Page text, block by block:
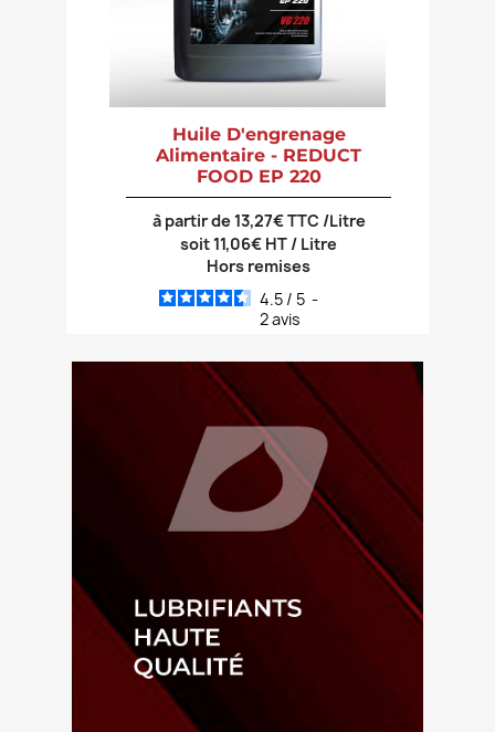
Huile D'engrenage
Alimentaire - REDUCT
FOOD EP 220
à partir de 13,27€ TTC /Litre
soit 11,06€ HT / Litre
Hors remises
4.5 / 5 -
2avis